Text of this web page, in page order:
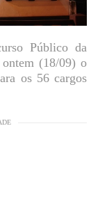
Público da
(18/09) o
os 56 cargos